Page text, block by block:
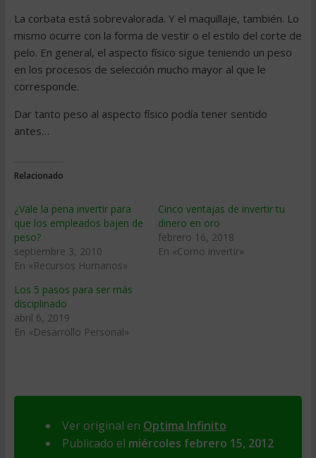
La corbata está sobrevalorada. Y el maquillaje, también. Lo
mismo ocurre con la forma de vestir o el estilo del corte de
pelo. En general, el aspecto físico sigue teniendo un peso
en los procesos de selección mucho mayor al que le
corresponde.
Dar tanto peso al aspecto físico podía tener sentido
antes…
Relacionado
¿Vale la pena invertir para
que los empleados bajen de
peso?
septiembre 3, 2010
En «Recursos Humanos»
Cinco ventajas de invertir tu
dinero en oro
febrero 16, 2018
En «Como invertir»
Los 5 pasos para ser más
disciplinado
abril 6, 2019
En «Desarrollo Personal»
Ver original en Optima Infinito
Publicado el miércoles febrero 15, 2012